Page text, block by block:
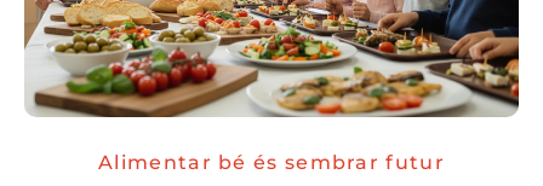
Alimentar bé és sembrar futur